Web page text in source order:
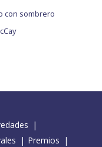
con sombrero
Premios